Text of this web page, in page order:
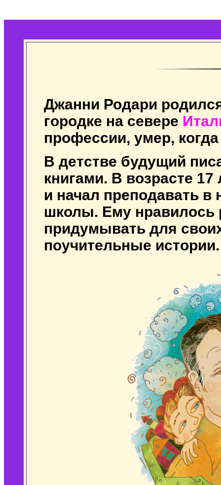
Джанни Родари
городке на севере
профессии, умер,
В детстве будущий
книгами. В возрасте
и начал преподавать в
школы. Ему нравилось
придумывать для
поучительные истории.